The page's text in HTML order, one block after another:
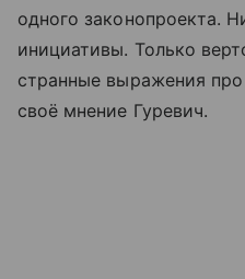
одного законопроекта.
инициативы. Только
странные выражения
своё мнение Гуревич.